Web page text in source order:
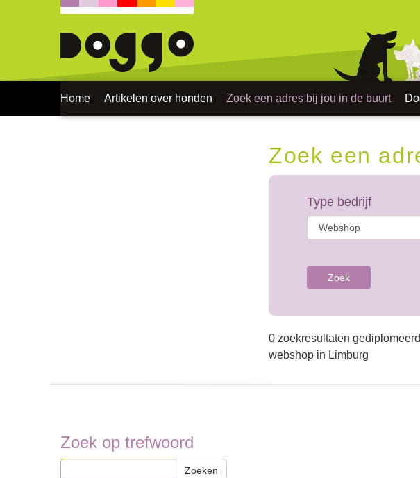
Home Artikelen over honden Zoek een adres bij jou in de buurt
Zoek een
Type bedrijf
Zoek
0 zoekresultaten
webshop in Limburg
Zoek op trefwoord
Zoeken